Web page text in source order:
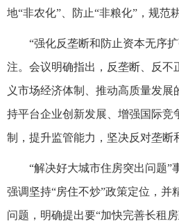
地“非农化”、防止“非粮化”，规范
“强化反垄断和防止资本无序
注。会议明确指出，反垄断、反不
义市场经济体制、推动高质量发展
持平台企业创新发展、增强国际竞
制，提升监管能力，坚决反对垄断
“解决好大城市住房突出问题”
强调坚持“房住不炒”政策定位，并
问题，明确提出要“加快完善长租